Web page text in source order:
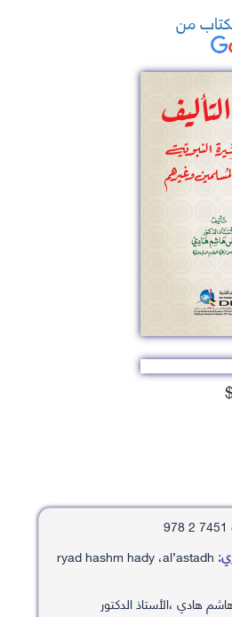
من
ryad hashm hady ،al’astadh
هادي ،الأستاذ الدكتور